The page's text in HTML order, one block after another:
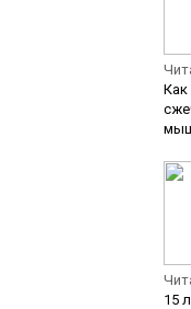
Как
15